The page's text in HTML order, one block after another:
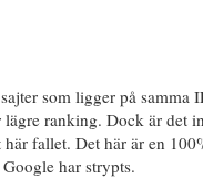
som ligger på samma
ranking. Dock är det
här fallet. Det här är en
har strypts.